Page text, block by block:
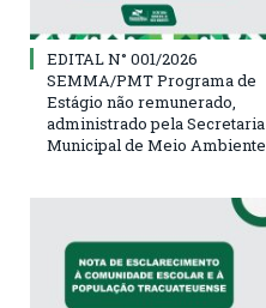
EDITAL N° 001/2026
SEMMA/PMT Programa de
Estágio não remunerado,
administrado pela Secretaria
Municipal de Meio Ambiente